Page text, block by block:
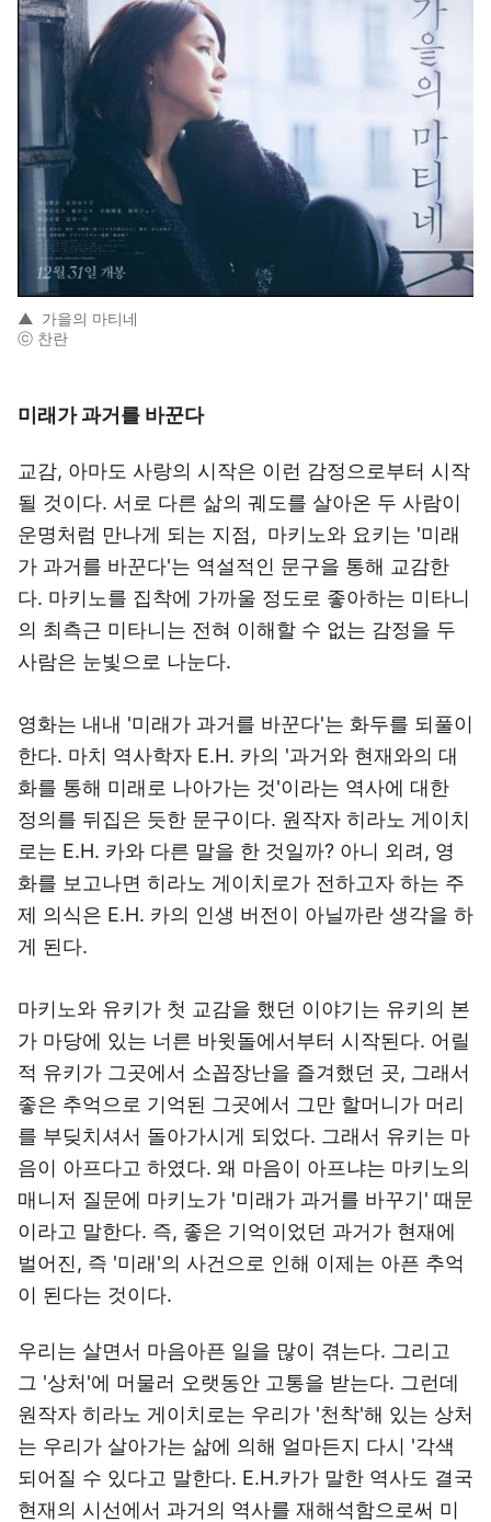
▲ 가을의 마티네
ⓒ 찬란
미래가 과거를 바꾼다
교감, 아마도 사랑의 시작은 이런 감정으로부터 시작
될 것이다. 서로 다른 삶의 궤도를 살아온 두 사람이
운명처럼 만나게 되는 지점, 마키노와 요키는 '미래
가 과거를 바꾼다'는 역설적인 문구을 통해 교감한
다. 마키노를 집착에 가까울 정도로 좋아하는 미타니
의 최측근 미타니는 전혀 이해할 수 없는 감정을 두
사람은 눈빛으로 나눈다.
영화는 내내 '미래가 과거를 바꾼다'는 화두를 되풀이
한다. 마치 역사학자 E.H. 카의 '과거와 현재와의 대
화를 통해 미래로 나아가는 것'이라는 역사에 대한
정의를 뒤집은 듯한 문구이다. 원작자 히라노 게이치
로는 E.H. 카와 다른 말을 한 것일까? 아니 외려, 영
화를 보고나면 히라노 게이치로가 전하고자 하는 주
제 의식은 E.H. 카의 인생 버전이 아닐까란 생각을 하
게 된다.
마키노와 유키가 첫 교감을 했던 이야기는 유키의 본
가 마당에 있는 너른 바윗돌에서부터 시작된다. 어릴
적 유키가 그곳에서 소꼽장난을 즐겨했던 곳, 그래서
좋은 추억으로 기억된 그곳에서 그만 할머니가 머리
를 부딪치셔서 돌아가시게 되었다. 그래서 유키는 마
음이 아프다고 하였다. 왜 마음이 아프냐는 마키노의
매니저 질문에 마키노가 '미래가 과거를 바꾸기' 때문
이라고 말한다. 즉, 좋은 기억이었던 과거가 현재에
벌어진, 즉 '미래'의 사건으로 인해 이제는 아픈 추억
이 된다는 것이다.
우리는 살면서 마음아픈 일을 많이 겪는다. 그리고
그 '상처'에 머물러 오랫동안 고통을 받는다. 그런데
원작자 히라노 게이치로는 우리가 '천착'해 있는 상처
는 우리가 살아가는 삶에 의해 얼마든지 다시 '각색
되어질 수 있다고 말한다. E.H.카가 말한 역사도 결국
현재의 시선에서 과거의 역사를 재해석함으로써 미